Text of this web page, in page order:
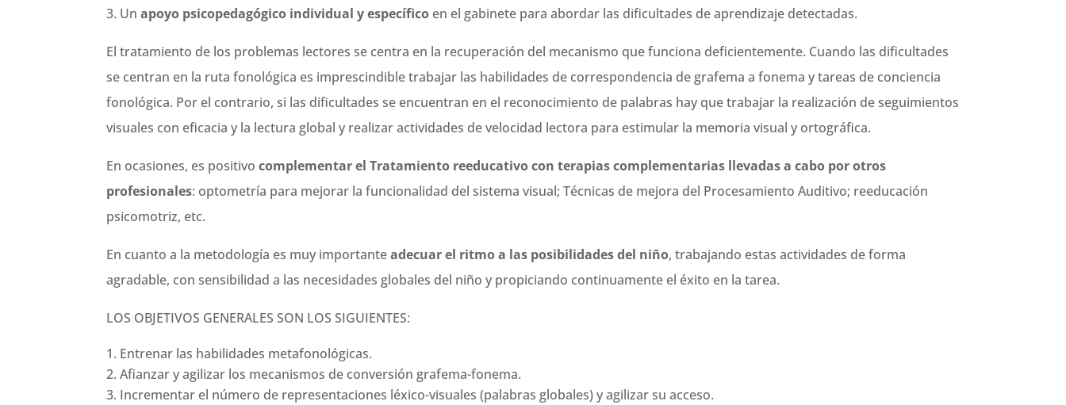
3. Unapoyo psicopedagógico individual y específico en el gabinete para abordar las dificultades de aprendizaje detectadas.
El tratamiento de los problemas lectores se centra en la recuperación del mecanismo que funciona deficientemente. Cuando las dificultades
se centran en la ruta fonológica es imprescindible trabajar las habilidades de correspondencia de grafema a fonema y tareas de conciencia
fonológica. Por el contrario, si las dificultades se encuentran en el reconocimiento de palabras hay que trabajar la realización de seguimientos
visuales con eficacia y la lectura global y realizar actividades de velocidad lectora para estimular la memoria visual y ortográfica.
En ocasiones, es positivocomplementar el Tratamiento reeducativo con terapias complementarias llevadas a cabo por otros
profesionales: optometría para mejorar la funcionalidad del sistema visual; Técnicas de mejora del Procesamiento Auditivo; reeducación
psicomotriz, etc.
En cuanto a la metodología es muy importanteadecuar el ritmo a las posibilidades del niño, trabajando estas actividades de forma
agradable, con sensibilidad a las necesidades globales del niño y propiciando continuamente el éxito en la tarea.
LOS OBJETIVOS GENERALES SON LOS SIGUIENTES:
Entrenar las habilidades metafonológicas.
Afianzar y agilizar los mecanismos de conversión grafema-fonema.
Incrementar el número de representaciones léxico-visuales (palabras globales) y agilizar su acceso.